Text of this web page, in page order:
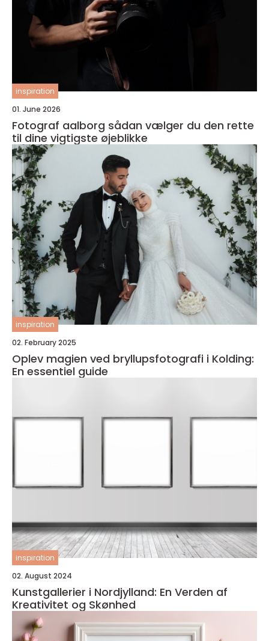
inspiration
01. June 2026
Fotograf aalborg sådan vælger du den rette
til dine vigtigste øjeblikke
inspiration
02. February 2025
Oplev magien ved bryllupsfotografi i Kolding:
En essentiel guide
inspiration
02. August 2024
Kunstgallerier i Nordjylland: En Verden af
Kreativitet og Skønhed